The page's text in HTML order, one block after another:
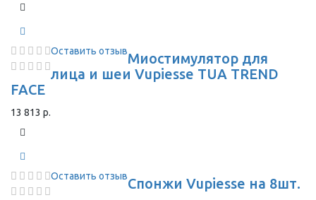
Оставить отзывМиостимулятор для
лица и шеи Vupiesse TUA TREND
FACE
13 813 р.
Оставить отзывСпонжи Vupiesse на 8шт.